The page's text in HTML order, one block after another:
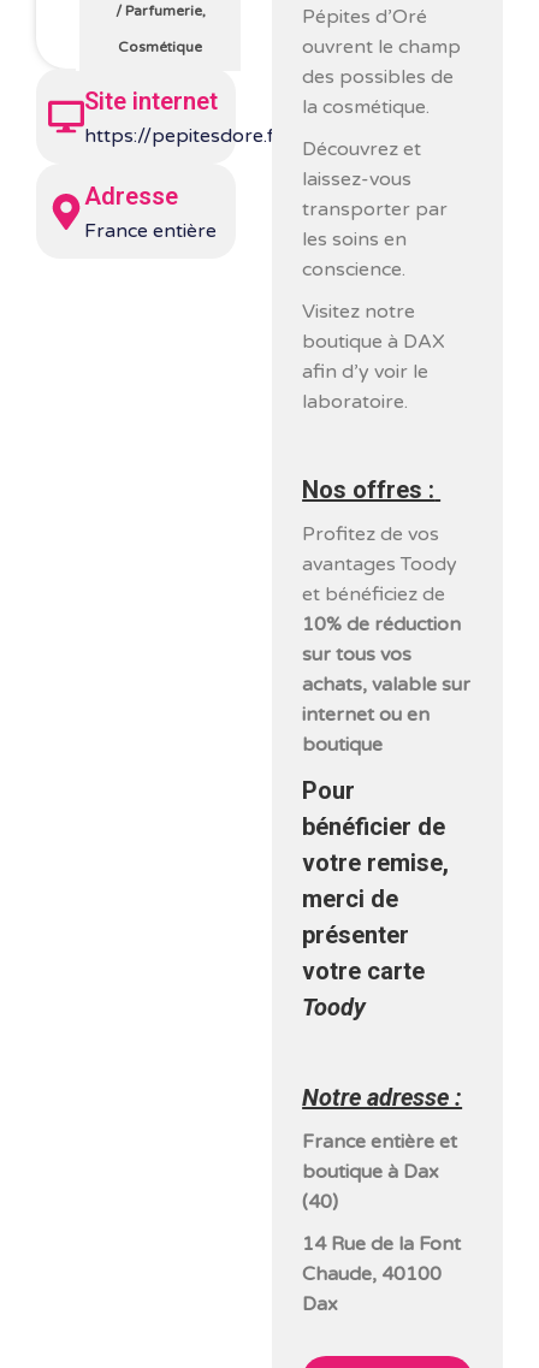
/Parfumerie,
Cosmétique
Site internet
https://pepitesdore.fr/
Adresse
France entière
Pépites d’Oré
ouvrent le champ
des possibles de
la cosmétique.
Découvrez et
laissez-vous
transporter par
les soins en
conscience.
Visitez notre
boutique à DAX
afin d’y voir le
laboratoire.
Nos offres :
Profitez de vos
avantages Toody
et bénéficiez de
10% de réduction
sur tous vos
achats, valable sur
internet ou en
boutique
Pour
bénéficier de
votre remise,
merci de
présenter
votre carte
Toody
Notre adresse :
France entière et
boutique à Dax
(40)
14 Rue de la Font
Chaude, 40100
Dax